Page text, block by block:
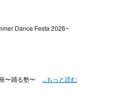
Dance Festa 2026~
〜踊る塾〜 ...もっと読む